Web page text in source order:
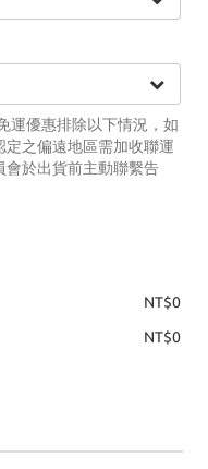
運優惠排除以下情況，如
之偏遠地區需加收聯運
會於出貨前主動聯繫告
NT$0
NT$0